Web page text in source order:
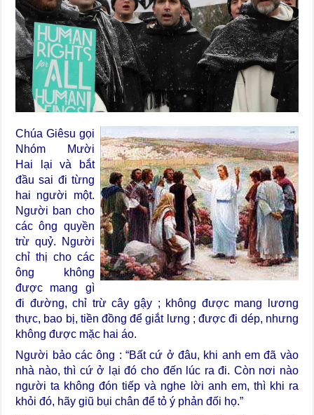
Chúa Giêsu gọi
Nhóm Mười
Hai lại và bắt
đầu sai đi từng
hai người một.
Người ban cho
các ông quyền
trừ quỷ. Người
chỉ thị cho các
ông không
được mang gì
đi đường, chỉ trừ cây gậy ; không được mang lương
thực, bao bị, tiền đồng để giắt lưng ; được đi dép, nhưng
không được mặc hai áo.
Người bảo các ông : “Bất cứ ở đâu, khi anh em đã vào
nhà nào, thì cứ ở lại đó cho đến lúc ra đi. Còn nơi nào
người ta không đón tiếp và nghe lời anh em, thì khi ra
khỏi đó, hãy giũ bụi chân để tỏ ý phản đối họ.”